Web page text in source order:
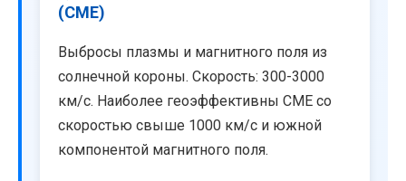
(CME)
Выбросы плазмы и магнитного поля из
солнечной короны. Скорость: 300-3000
км/с. Наиболее геоэффективны CME со
скоростью свыше 1000 км/с и южной
компонентой магнитного поля.